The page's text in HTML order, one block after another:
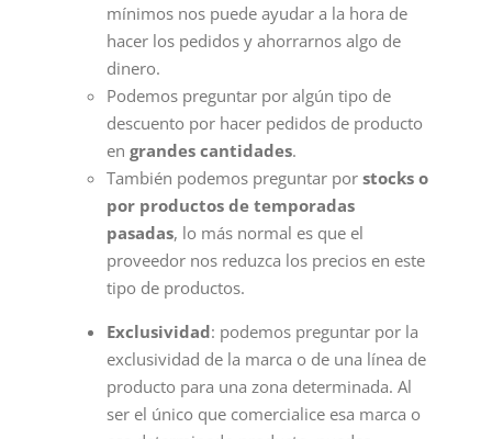
mínimos nos puede ayudar a la hora de
hacer los pedidos y ahorrarnos algo de
dinero.
Podemos preguntar por algún tipo de
descuento por hacer pedidos de producto
en grandes cantidades.
También podemos preguntar por stocks o
por productos de temporadas
pasadas, lo más normal es que el
proveedor nos reduzca los precios en este
tipo de productos.
Exclusividad: podemos preguntar por la
exclusividad de la marca o de una línea de
producto para una zona determinada. Al
ser el único que comercialice esa marca o